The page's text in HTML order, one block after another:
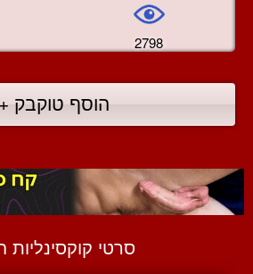
2798
הוסף טוקבק +
סרטי קוקסינליות